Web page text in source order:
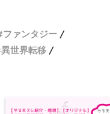
ファンタジー
異世界転移